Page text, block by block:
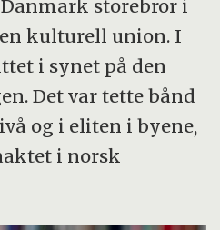
storebror i
kulturell union. I
i synet på den
Det var tette bånd
og i eliten i byene,
i norsk